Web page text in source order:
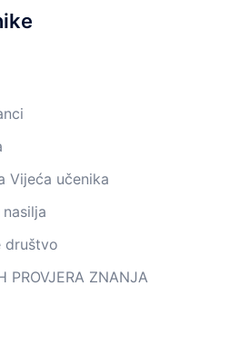
Vijeća učenika
društvo
PROVJERA ZNANJA